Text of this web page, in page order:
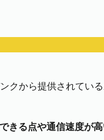
クから提供されてい
きる点や通信速度が高